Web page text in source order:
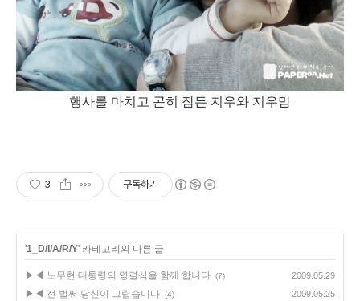
행사를 마치고 곤히 잠든 지우와 지우맘
3 구독하기
'1_D/I/A/R/Y' 카테고리의 다른 글
▶◀ 노무현 대통령의 영결식을 함께 합니다 (7) 2009.05.29
▶◀ 전 벌써 당신이 그립습니다 (4) 2009.05.25